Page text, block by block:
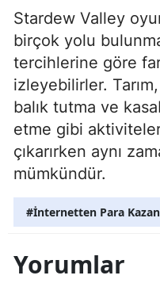
Stardew Valley
birçok yolu
tercihlerine göre
izleyebilirler.
balık tutma ve
etme gibi
çıkarırken aynı
mümkündür.
#İnternetten Para
Yorumlar